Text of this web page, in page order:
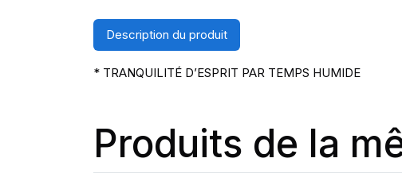
Description du produit
* TRANQUILITÉ D’ESPRIT PAR TEMPS HUMIDE
Produits de la